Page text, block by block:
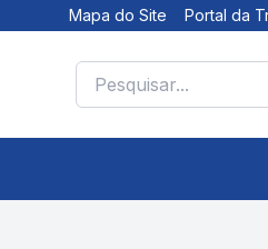
Mapa do Site Portal da